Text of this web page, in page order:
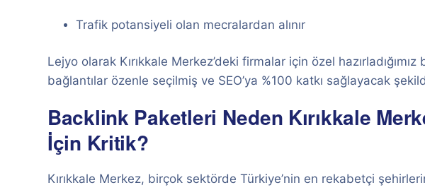
Trafik potansiyeli olan mecralardan alınır
Lejyo olarak Kırıkkale Merkez’deki firmalar için özel
bağlantılar özenle seçilmiş ve SEO’ya %100 katkı sağlayacak
Backlink Paketleri Neden Kırıkkale
İçin Kritik?
Kırıkkale Merkez, birçok sektörde Türkiye’nin en rekabetçi